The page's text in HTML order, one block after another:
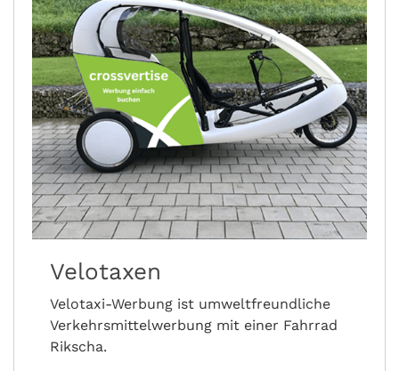
Velotaxen
Velotaxi-Werbung ist umweltfreundliche
Verkehrsmittelwerbung mit einer Fahrrad
Rikscha.